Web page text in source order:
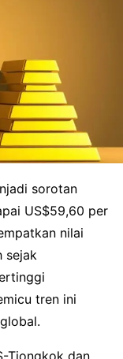
sorotan
US$59,60 per
nilai
sejak
tren ini